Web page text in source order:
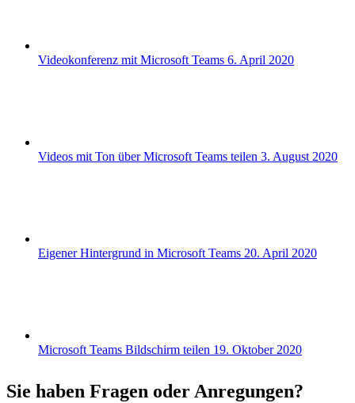
Videokonferenz mit Microsoft Teams 6. April 2020
Videos mit Ton über Microsoft Teams teilen 3. August 2020
Eigener Hintergrund in Microsoft Teams 20. April 2020
Microsoft Teams Bildschirm teilen 19. Oktober 2020
Sie haben Fragen oder Anregungen?